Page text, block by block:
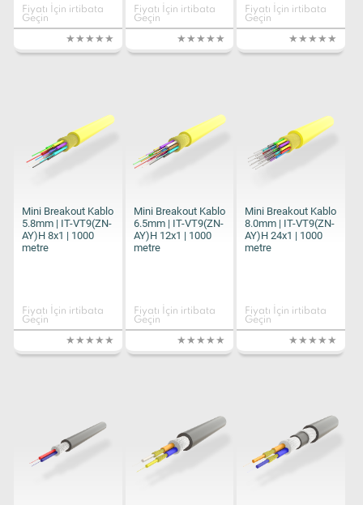
Fiyatı İçin irtibata
Geçin
Fiyatı İçin irtibata
Geçin
Fiyatı İçin irtibata
Geçin
Mini Breakout Kablo
5.8mm | IT-VT9(ZN-
AY)H 8x1 | 1000
metre
Fiyatı İçin irtibata
Geçin
Mini Breakout Kablo
6.5mm | IT-VT9(ZN-
AY)H 12x1 | 1000
metre
Fiyatı İçin irtibata
Geçin
Mini Breakout Kablo
8.0mm | IT-VT9(ZN-
AY)H 24x1 | 1000
metre
Fiyatı İçin irtibata
Geçin